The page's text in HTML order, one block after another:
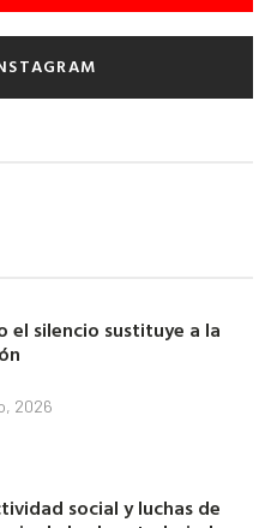
el silencio sustituye a la
2026
social y luchas de